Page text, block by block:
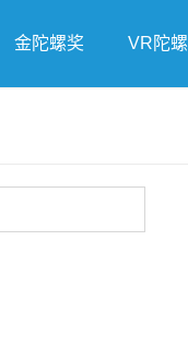
金陀螺奖 VR陀螺